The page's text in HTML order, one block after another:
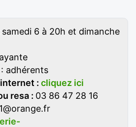
samedi 6 à 20h et dimanche
adhérents
: cliquez ici
resa : 03 86 47 28 16